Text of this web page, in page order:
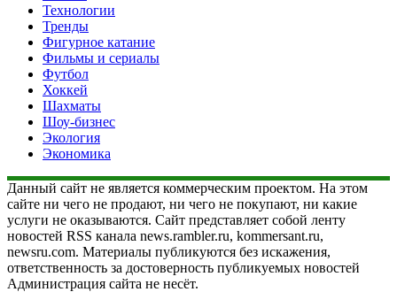
Технологии
Тренды
Фигурное катание
Фильмы и сериалы
Футбол
Хоккей
Шахматы
Шоу-бизнес
Экология
Экономика
Данный сайт не является коммерческим проектом. На этом
сайте ни чего не продают, ни чего не покупают, ни какие
услуги не оказываются. Сайт представляет собой ленту
новостей RSS канала news.rambler.ru, kommersant.ru,
newsru.com. Материалы публикуются без искажения,
ответственность за достоверность публикуемых новостей
Администрация сайта не несёт.